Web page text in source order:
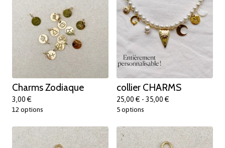
Charms Zodiaque
3,00 €
12 options
collier CHARMS
25,00 € - 35,00 €
5 options